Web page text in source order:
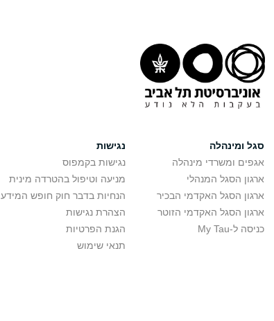
סגל ומינהלה
אגפים ומשרדי מינהלה
ארגון הסגל המנהלי
ארגון הסגל האקדמי הבכיר
ארגון הסגל האקדמי הזוטר
כניסה ל-My Tau
נגישות
נגישות בקמפוס
מניעה וטיפול בהטרדה מינית
הנחיות בדבר חוק חופש המידע
הצהרת נגישות
הגנת הפרטיות
תנאי שימוש